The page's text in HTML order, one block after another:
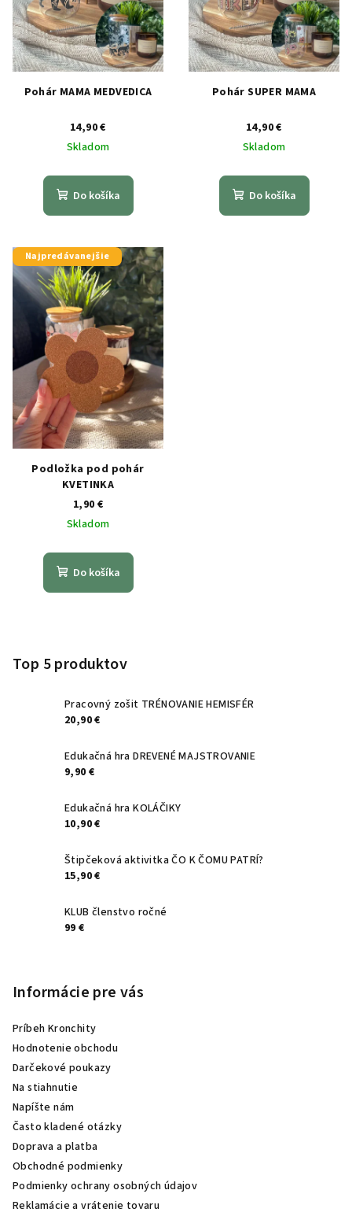
Pohár MAMA MEDVEDICA
14,90 €
Skladom
Do košíka
Pohár SUPER MAMA
14,90 €
Skladom
Do košíka
Najpredávanejšie
Podložka pod pohár
KVETINKA
1,90 €
Skladom
Do košíka
Top 5 produktov
Pracovný zošit TRÉNOVANIE HEMISFÉR
20,90 €
Edukačná hra DREVENÉ MAJSTROVANIE
9,90 €
Edukačná hra KOLÁČIKY
10,90 €
Štipčeková aktivitka ČO K ČOMU PATRÍ?
15,90 €
KLUB členstvo ročné
99 €
Informácie pre vás
Príbeh Kronchity
Hodnotenie obchodu
Darčekové poukazy
Na stiahnutie
Napíšte nám
Často kladené otázky
Doprava a platba
Obchodné podmienky
Podmienky ochrany osobných údajov
Reklamácie a vrátenie tovaru